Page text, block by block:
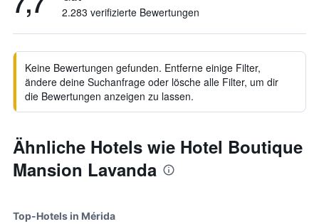
2.283 verifizierte Bewertungen
Keine Bewertungen gefunden. Entferne einige Filter,
ändere deine Suchanfrage oder lösche alle Filter, um dir
die Bewertungen anzeigen zu lassen.
Ähnliche Hotels wie Hotel Boutique
Mansion Lavanda
Top-Hotels in Mérida